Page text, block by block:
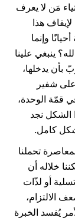
مَن لا يعرف
هذا
وإنما
ينبغي علينا
بأن يدخلها،
على شفير
قمّة الوحدة،
الشكل نجد
كامل.
تحملنا
خلاله أن
أو لذّات
الالتزام،
يُفسد الخبرة